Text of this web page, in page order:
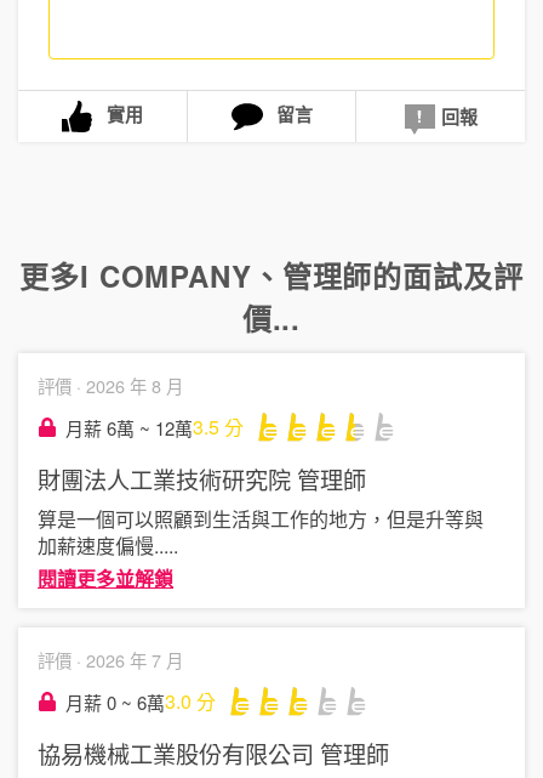
實用 留言 回報
更多I COMPANY 、 管理師的面試及評
價...
評價 · 2026 年 8 月
月薪 6萬 ~ 12萬3.5分
財團法人工業技術研究院 管理師
算是一個可以照顧到生活與工作的地方，但是升等與
加薪速度偏慢.....
閱讀更多並解鎖
評價 · 2026 年 7 月
月薪 0 ~ 6萬3.0 分
協易機械工業股份有限公司 管理師